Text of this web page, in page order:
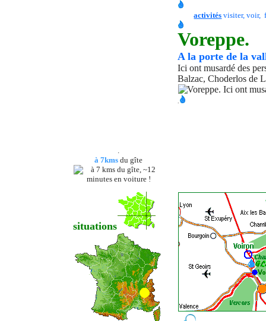
activités visiter, voir,
.
à 7kmsdu gîte
Voreppe.
A la porte de la
Ici ont musardé des
Balzac, Choderlos de
situations